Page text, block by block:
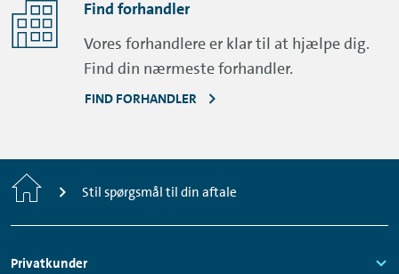
Find forhandler
Vores forhandlere er klar til at hjælpe dig.
Find din nærmeste forhandler.
FIND FORHANDLER
Home Stil spørgsmål til din aftale
Footer
Privatkunder